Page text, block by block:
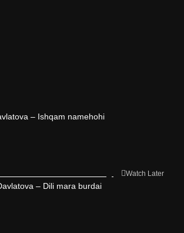
– Ishqam namehohi
Watch Later
– Dili mara burdai